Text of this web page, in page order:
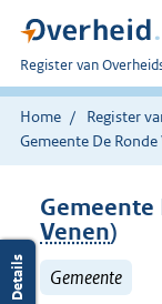
U
bent
nu
hier:
Register van
Home Register
Gemeente De Ronde
Gemeente
Venen)
Gemeente